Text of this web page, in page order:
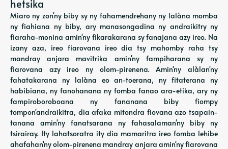
hetsika
Miaro ny zon'ny biby sy ny fahamendrehany ny lalàna momba
ny fiahiana ny biby, ary manasongadina ny andraikitry ny
fiaraha-monina amin'ny fikarakarana sy fanajana azy ireo. Na
izany aza, ireo fiarovana ireo dia tsy mahomby raha tsy
mandray anjara mavitrika amin'ny fampiharana sy ny
fiarovana azy ireo ny olom-pirenena. Amin'ny alàlan'ny
fahatakarana ny lalàna eo an-toerana, ny fitaterana ny
habibiana, ny fanohanana ny fomba fanao ara-etika, ary ny
fampiroboroboana ny fananana biby fiompy
tompon'andraikitra, dia afaka mitondra fiovana azo tsapain-
tanana amin'ny fanatsarana ny fahasalaman'ny biby ny
tsirairay. Ity lahatsoratra ity dia mamaritra ireo fomba lehibe
ahafahan'ny olom-pirenena mandray anjara amin'ny fiarovana